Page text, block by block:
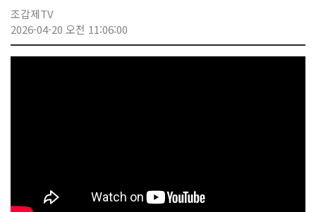
조갑제TV
2026-04-20 오전 11:06:00